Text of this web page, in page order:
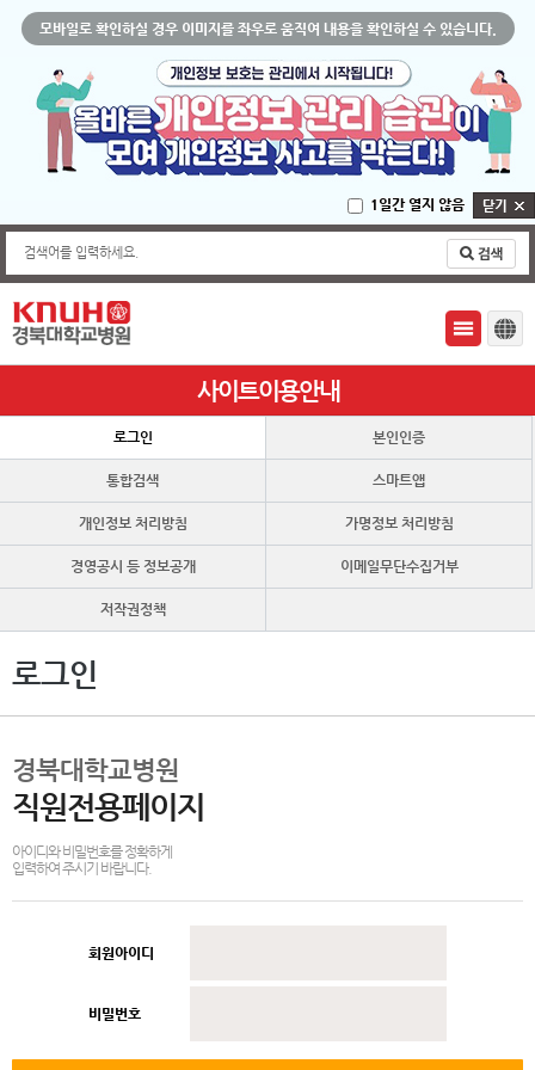
모바일로 확인하실 경우 이미지를 좌우로 움직여 내용을 확인하실 수 있습니다.
1일간 열지 않음
검색어를 입력하세요.
사이트이용안내
로그인 본인인증
통합검색 스마트앱
개인정보 처리방침 가명정보 처리방침
경영공시 등 정보공개 이메일무단수집거부
저작권정책
로그인
경북대학교병원
직원전용페이지
아이디와 비밀번호를 정확하게
입력하여 주시기 바랍니다.
회원아이디
비밀번호